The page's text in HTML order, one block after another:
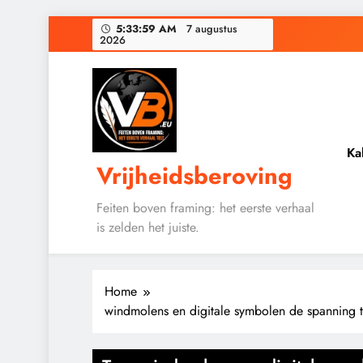
5:34:00 AM 7 augustus
2026
Waarom
De medicatie
Baudet
Vrijheidsberoving
Feiten boven framing: het eerste verhaal
is zelden het juiste.
Home
windmolens en digitale symbolen de spanning